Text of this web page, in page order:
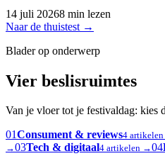
14 juli 20268 min lezen
Naar de thuistest →
Blader op onderwerp
Vier beslisruimtes
Van je vloer tot je festivaldag: kies
01Consument & reviews4
→03Tech & digitaal4 artikelen →04